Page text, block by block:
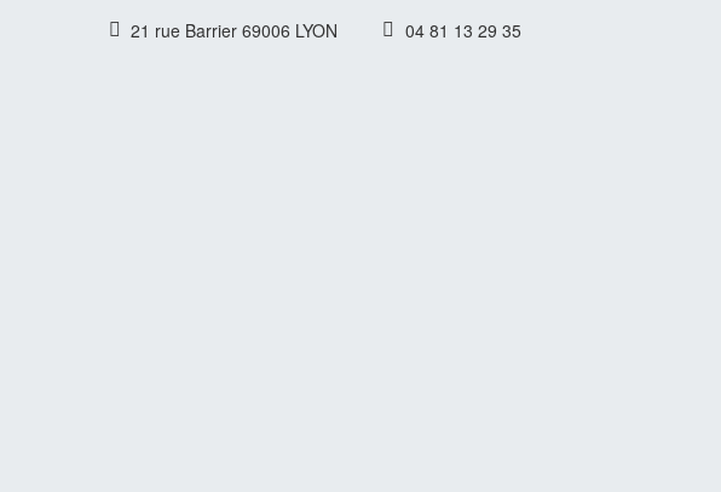
21 rue Barrier 69006 LYON 04 81 13 29 35